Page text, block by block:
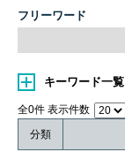
フリーワード
キーワード一覧
全0件 表示件数
分類